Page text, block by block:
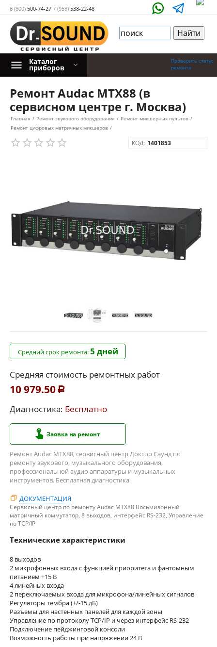
8 (800) 500-74-27 7 (958) 538-22-48
Проверить статус
ремонта
Каталог
приборов
Ремонт Audac MTX88 (в
сервисном центре г. Москва)
Главная / Ремонт звукового оборудования / Ремонт микшерных пультов /
Ремонт цифровых матричных микшеров /
КОД: 1401853
Средний срок ремонта:5 дней
Средняя стоимость ремонтных работ
10 979.50 Р
Диагностика: Бесплатно
Заявка на ремонт
Ремонт Audac MTX88, сервисный центр Доктор Саунд по
ремонту звукового, музыкального оборудования,
профессиональной аудио аппаратуры и музыкальных
инструментов. Бесплатная диагностика
ДОКУМЕНТАЦИЯ
Сервисный центр по ремонту Audac MTX88 Восьмизонный
матричный коммутатор, 8 выходов, интерфейс RS-232, Управление
по TCP/IP
Технические характеристики
8 выходов
2 микрофонных входа с функцией приоритета и фантомным
питанием +15 В
4 линейных входа
2 переключаемых входа для микрофона/линейных сигналов
Регуляторы тембра (+/-15 дБ)
Разъемы для настенных панелей для каждой зоны
Управление по протоколу TCP/IP и через интерфейс RS-232
Подключение пейджинговой консоли
Возможность работы при напряжении 24 В